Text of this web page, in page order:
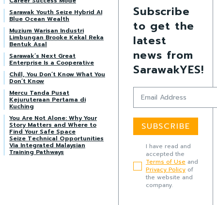
Sarawak Youth Seize Hybrid AI
Blue Ocean Wealth
Muzium Warisan Industri
Limbungan Brooke Kekal Reka
Bentuk Asal
Sarawak’s Next Great
Enterprise Is a Cooperative
Chill, You Don’t Know What You
Don’t Know
Mercu Tanda Pusat
Kejuruteraan Pertama di
Kuching
You Are Not Alone: Why Your
Story Matters and Where to
Find Your Safe Space
Seize Technical Opportunities
Via Integrated Malaysian
Training Pathways
Subscribe
to get the
latest
news from
SarawakYES!
SUBSCRIBE
I have read and
accepted the
Terms of Use and
Privacy Policy of
the website and
company.